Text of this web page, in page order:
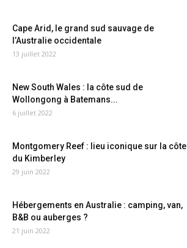
Cape Arid, le grand sud sauvage de
l’Australie occidentale
13 juillet 2022
New South Wales : la côte sud de
Wollongong à Batemans...
6 juillet 2022
Montgomery Reef : lieu iconique sur la côte
du Kimberley
29 juin 2022
Hébergements en Australie : camping, van,
B&B ou auberges ?
21 juin 2022